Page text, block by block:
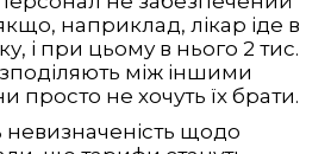
наприклад, лікар іде в
і при цьому в нього 2 тис.
між іншими
просто не хочуть їх брати.
невизначеність щодо